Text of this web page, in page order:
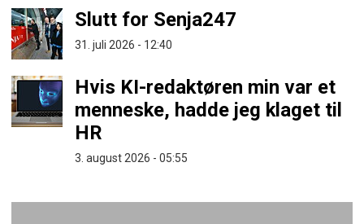
Slutt for Senja247
31. juli 2026 - 12:40
Hvis KI-redaktøren min var et
menneske, hadde jeg klaget til
HR
3. august 2026 - 05:55